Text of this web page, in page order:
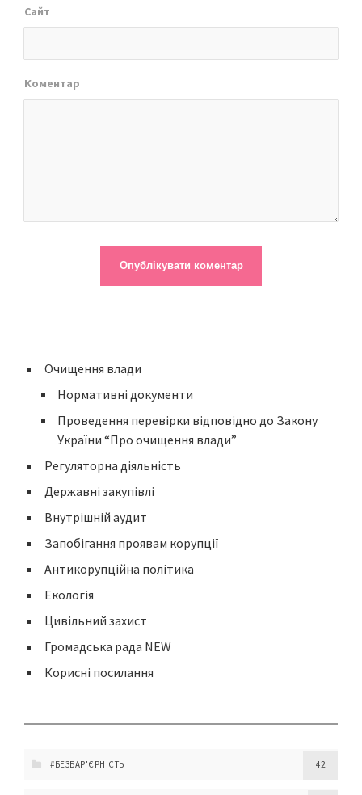
Сайт
Коментар
Очищення влади
Нормативні документи
Проведення перевірки відповідно до Закону
України “Про очищення влади”
Регуляторна діяльність
Державні закупівлі
Внутрішній аудит
Запобігання проявам корупції
Антикорупційна політика
Екологія
Цивільний захист
Громадська рада NEW
Корисні посилання
#БЕЗБАР'ЄРНІСТЬ 42